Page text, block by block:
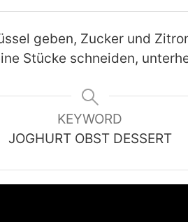
geben, Zucker und
Stücke schneiden,
KEYWORD
JOGHURT OBST DESSERT